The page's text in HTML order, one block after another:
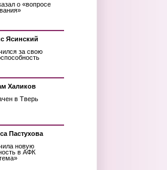
о «вопросе
Ясинский
за свою
Халиков
в Тверь
Пастухова
новую
в АФК